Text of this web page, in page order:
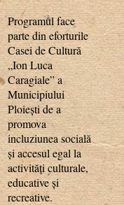
Programul face
parte din eforturile
Casei de Cultură
„Ion Luca
Caragiale” a
Municipiului
Ploiești de a
promova
incluziunea socială
și accesul egal la
activități culturale,
educative și
recreative.